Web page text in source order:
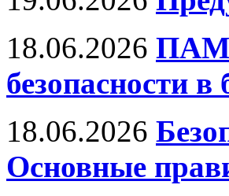
18.06.2026
безопасности
18.06.2026
Основные